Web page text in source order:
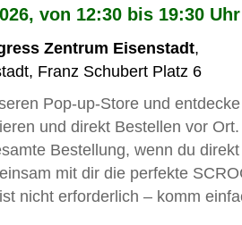
von 12:30 bis 19:30 Uhr
Zentrum Eisenstadt,
, Franz Schubert Platz 6
Pop-up-Store und
und direkt Bestellen vor
Bestellung, wenn du
mit dir die perfekte
nicht erforderlich – komm